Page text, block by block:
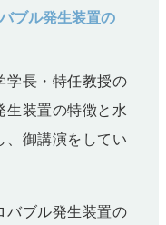
ブル発生装置の
学長・特任教授の
生装置の特徴と水
、御講演をしてい
ブル発生装置の